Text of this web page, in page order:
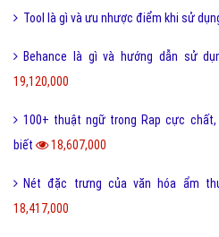
Tool là gì và ưu nhược điểm khi sử
Behance là gì và hướng dẫn sử
19,120,000
100+ thuật ngữ trong Rap cực chất,
biết
18,607,000
Nét đặc trưng của văn hóa ẩm
18,417,000